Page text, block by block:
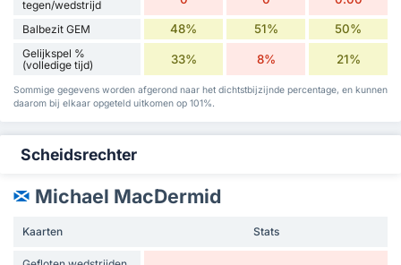
tegen/wedstrijd
Balbezit GEM 48% 51% 50%
Gelijkspel %
(volledige tijd)
33% 8% 21%
Sommige gegevens worden afgerond naar het dichtstbijzijnde percentage, en kunnen
daarom bij elkaar opgeteld uitkomen op 101%.
Scheidsrechter
Michael MacDermid
Kaarten Stats